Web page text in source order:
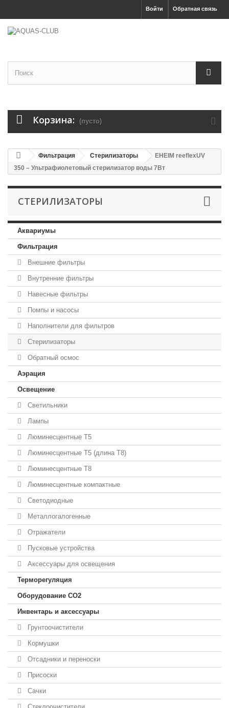
Обратная связь
Войти
Корзина: (пусто)
Фильтрация Стерилизаторы
EHEIM reeflexUV
350 – Ультрафиолетовый стерилизатор воды 7Вт
СТЕРИЛИЗАТОРЫ
Аквариумы
Фильтрация
Внешние фильтры
Внутренние фильтры
Навесные фильтры
Помпы и насосы
Наполнители для фильтров
Стерилизаторы
Обратный осмос
Аэрация
Освещение
Светильники
Лампы
Люминесцентные T5
Люминесцентные T5 (длина T8)
Люминесцентные T8
Люминесцентные компактные
Светодиодные
Металлогалогенные
Отражатели
Пусковые устройства
Аксессуары для освещения
Терморегуляция
Оборудование CO2
Инвентарь и аксессуары
Грунтоочистители
Кормушки
Отсадники и переноски
Присоски
Сачки